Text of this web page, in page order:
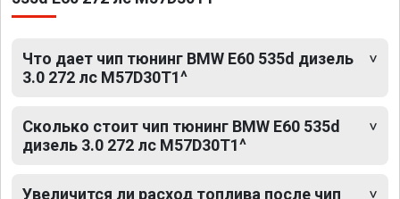
Что дает чип тюнинг BMW E60 535d дизель
3.0 272 лс M57D30T1^
Сколько стоит чип тюнинг BMW E60 535d
дизель 3.0 272 лс M57D30T1^
Увеличится ли расход топлива после чип